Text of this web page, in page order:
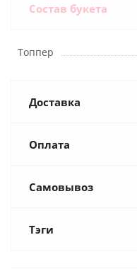
Состав букета
Топпер
Доставка
Оплата
Самовывоз
Тэги